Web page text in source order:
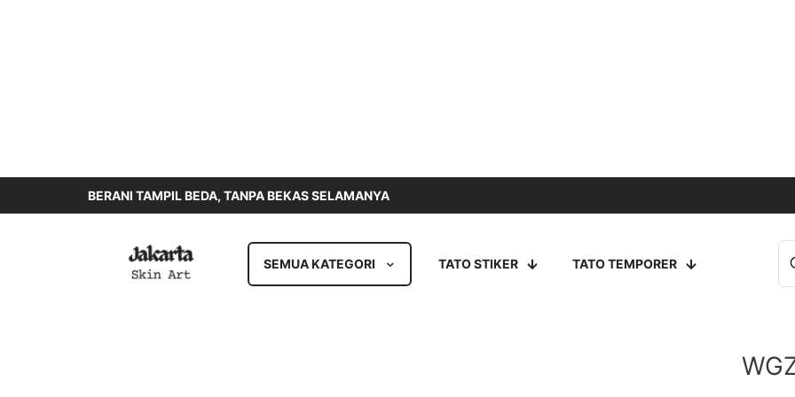
BERANI TAMPIL BEDA, TANPA BEKAS SELAMANYA
SEMUA KATEGORI TATO STIKER TATO TEMPORER